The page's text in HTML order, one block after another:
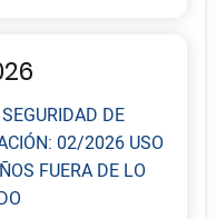
DE
02/2026 USO
FUERA DE LO